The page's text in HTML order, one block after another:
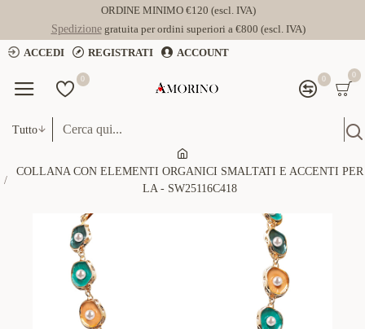
ORDINE MINIMO €120 (escl. IVA)
Spedizionegratuita per ordini superiori a €800 (escl. IVA)
ACCEDI
REGISTRATI ACCOUNT
0 0 0
Tutto
COLLANA CON ELEMENTI ORGANICI SMALTATI E ACCENTI PER
LA - SW25116C418